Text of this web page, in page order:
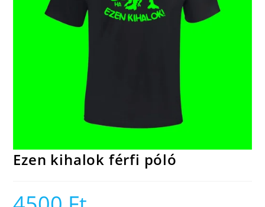
Ezen kihalok férfi póló